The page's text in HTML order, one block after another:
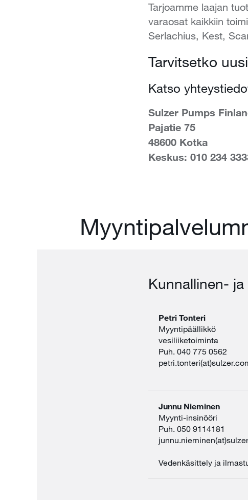
Tarjoamme laajan
varaosat kaikkiin
Serlachius, Kest,
Tarvitsetko
Katso
Sulzer Pumps
Pajatie 75
48600 Kotka
Keskus: 010 234
Kunnallinen-
Petri Tonteri
Myyntipäällikkö
vesiliiketoiminta
Puh. 040 775 0562
Junnu Nieminen
Myynti-insinööri
Puh. 050 9114181
Vedenkäsittely ja